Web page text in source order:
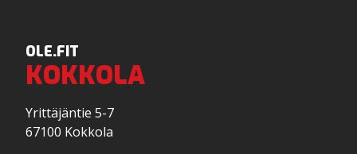
OLE.FIT
KOKKOLA
Yrittäjäntie 5-7
67100 Kokkola